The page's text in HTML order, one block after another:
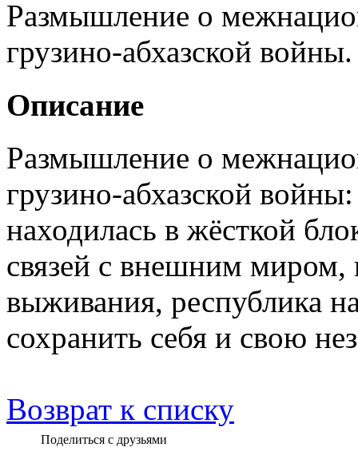
Размышление о
грузино-абхазской войны.
Описание
Размышление о
грузино-абхазской
находилась в жёсткой
связей с внешним миром,
выживания, республика
сохранить себя и свою
Возврат к списку
Поделиться с друзьями